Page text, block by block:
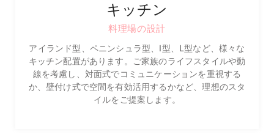
キッチン
料理場の設計
アイランド型、ペニンシュラ型、I型、L型など、様々な
キッチン配置があります。ご家族のライフスタイルや動
線を考慮し、対面式でコミュニケーションを重視する
か、壁付け式で空間を有効活用するかなど、理想のスタ
イルをご提案します。